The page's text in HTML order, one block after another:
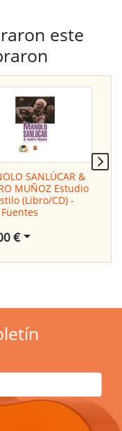
este
SANLÚCAR &
MUÑOZ Estudio
(Libro/CD) -
Fuentes
€